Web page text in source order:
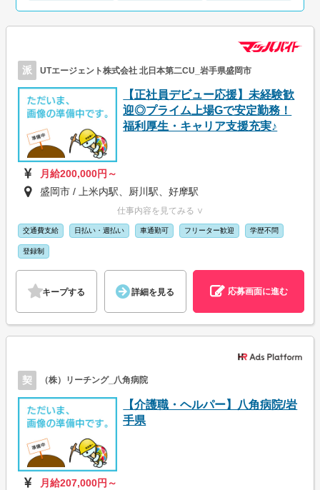
派 UTエージェント株式会社 北日本第二CU_岩手県盛岡市
【正社員デビュー応援】未経験歓
迎◎プライム上場Gで安定勤務！
福利厚生・キャリア支援充実♪
月給200,000円～
盛岡市 / 上米内駅、厨川駅、好摩駅
仕事内容を見てみる ∨
交通費支給 日払い・週払い 車通勤可 フリーター歓迎 学歴不問
登録制
キープする 詳細を見る 応募画面に進む
契 （株）リーチング_八角病院
【介護職・ヘルパー】八角病院/岩
手県
月給207,000円～